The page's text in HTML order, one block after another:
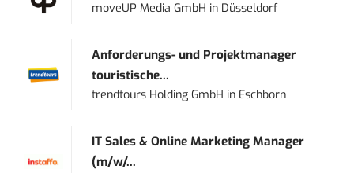
moveUP Media GmbH in Düsseldorf
Anforderungs- und Projektmanager
touristische...
trendtours Holding GmbH in Eschborn
IT Sales & Online Marketing Manager
(m/w/...